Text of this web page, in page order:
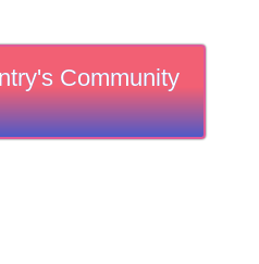
Community